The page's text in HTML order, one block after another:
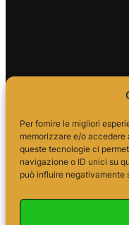
Per fornire le migliori
memorizzare e/o accedere
queste tecnologie ci
navigazione o ID unici su
può influire